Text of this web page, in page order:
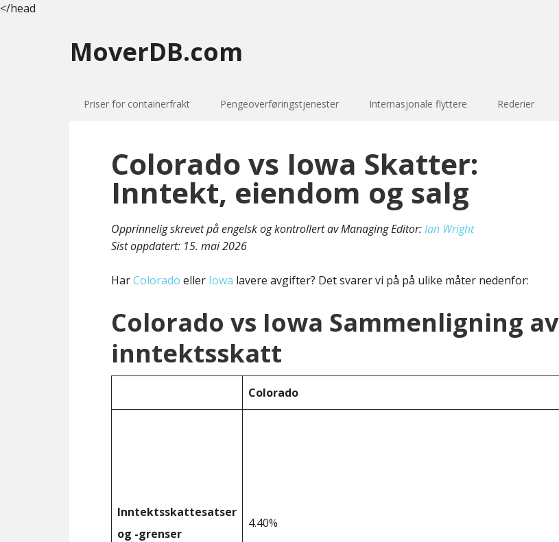
</head
MoverDB.com
Priser for containerfrakt Pengeoverføringstjenester Internasjonale flyttere Rederier
Colorado vs Iowa Skatter:
Inntekt, eiendom og salg
Opprinnelig skrevet på engelsk og kontrollert av Managing Editor:Ian Wright
Sist oppdatert: 15. mai 2026
HarColorado eller Iowa lavere avgifter? Det svarer vi på på ulike måter nedenfor:
Colorado vs Iowa Sammenligning av
inntektsskatt
Colorado
Inntektsskattesatser
og -grenser
4.40%